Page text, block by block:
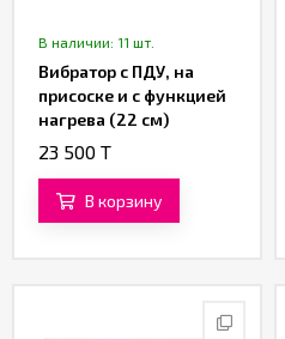
В наличии: 11 шт.
Вибратор с ПДУ, на
присоске и с функцией
нагрева (22 см)
(коричневый)
23 500 T
В корзину